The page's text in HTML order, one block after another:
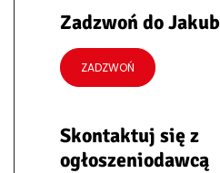
Zadzwoń do Jakub
ZADZWOŃ
Skontaktuj się z
ogłoszeniodawcą